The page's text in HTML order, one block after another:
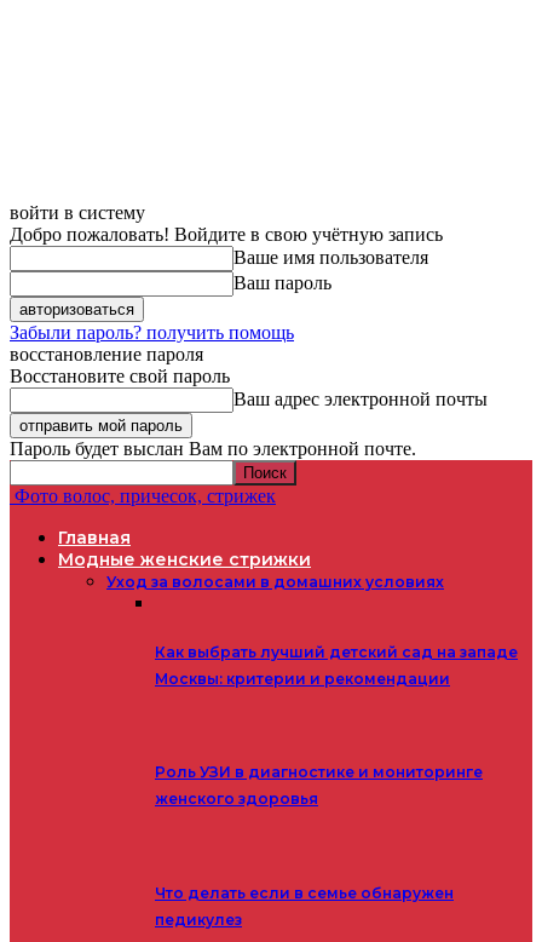
войти в систему
Добро пожаловать! Войдите в свою учётную запись
Ваше имя пользователя
Ваш пароль
Забыли пароль? получить помощь
восстановление пароля
Восстановите свой пароль
Ваш адрес электронной почты
Пароль будет выслан Вам по электронной почте.
Фото волос, причесок, стрижек
Главная
Модные женские стрижки
Уход за волосами в домашних условиях
Как выбрать лучший детский сад на западе
Москвы: критерии и рекомендации
Роль УЗИ в диагностике и мониторинге
женского здоровья
Что делать если в семье обнаружен
педикулез